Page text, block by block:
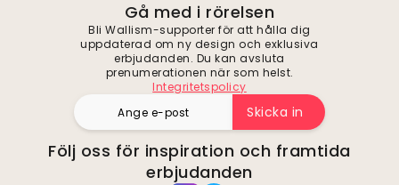
Gå med i rörelsen
Bli Wallism-supporter för att hålla dig
uppdaterad om ny design och exklusiva
erbjudanden. Du kan avsluta
prenumerationen när som helst.
Integritetspolicy
Skicka in
Följ oss för inspiration och framtida
erbjudanden